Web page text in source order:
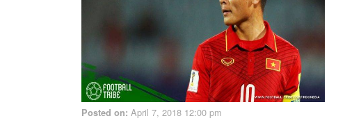
Posted on: April 7, 2018 12:00 pm